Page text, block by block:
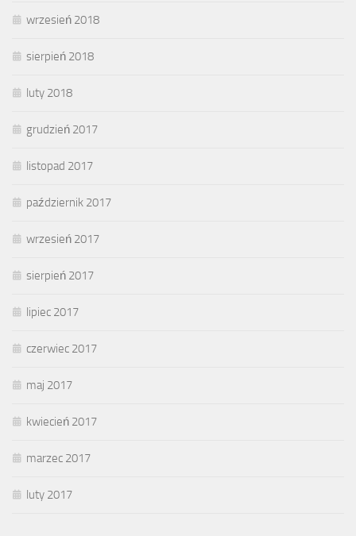
wrzesień 2018
sierpień 2018
luty 2018
grudzień 2017
listopad 2017
październik 2017
wrzesień 2017
sierpień 2017
lipiec 2017
czerwiec 2017
maj 2017
kwiecień 2017
marzec 2017
luty 2017